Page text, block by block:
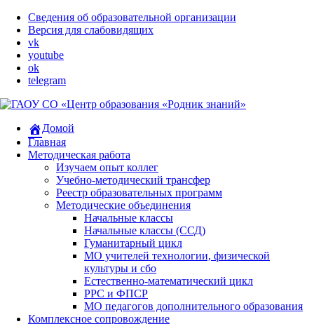
Сведения об образовательной организации
Версия для слабовидящих
vk
youtube
ok
telegram
Домой
Главная
Методическая работа
Изучаем опыт коллег
Учебно-методический трансфер
​Реестр образовательных программ
Методические объединения
Начальные классы
Начальные классы (ССД)
Гуманитарный цикл
МО учителей технологии, физической
культуры и сбо
Естественно-математический цикл
РРС и ФПСР
МО педагогов дополнительного образования
Комплексное сопровождение